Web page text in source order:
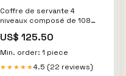
Coffre de servante 4
niveaux composé de 108
US$ 125.50
Min. order: 1 piece
★★★★★4.5 (22 reviews)